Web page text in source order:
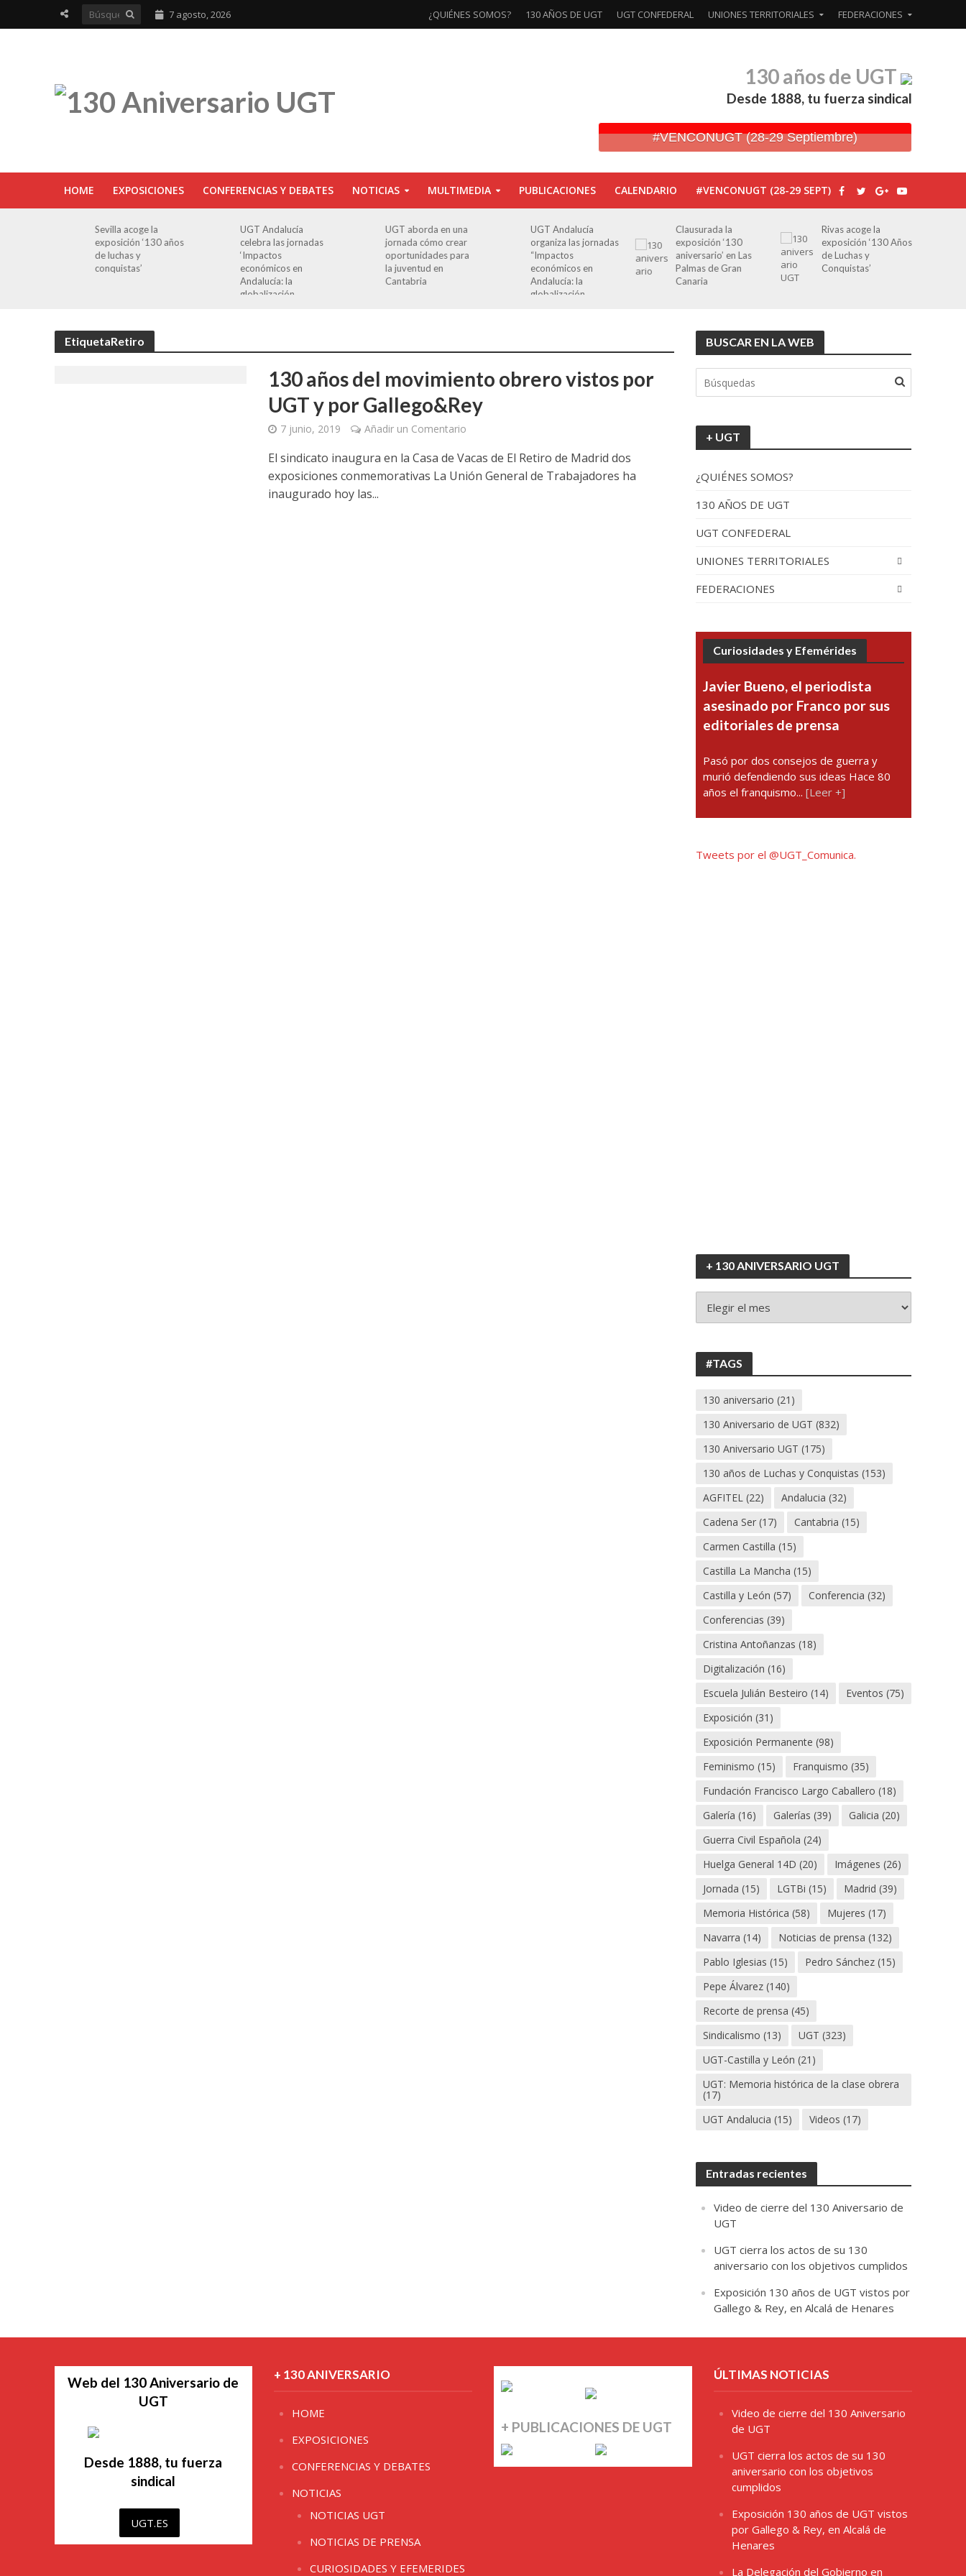
7 agosto, 2026 ¿QUIÉNES SOMOS? 130 AÑOS DE UGT UGT CONFEDERAL UNIONES TERRITORIALES FEDERACIONES
130 años de UGT
Desde 1888, tu fuerza sindical
#VENCONUGT (28-29 Septiembre)
HOME EXPOSICIONES CONFERENCIAS Y DEBATES NOTICIAS MULTIMEDIA PUBLICACIONES CALENDARIO #VENCONUGT (28-29 SEPT)
Sevilla acoge la
exposición ‘130 años
de luchas y
conquistas’
UGT Andalucía
celebra las jornadas
‘Impactos
económicos en
Andalucía: la
globalización
UGT aborda en una
jornada cómo crear
oportunidades para
la juventud en
Cantabria
UGT Andalucía
organiza las jornadas
“Impactos
económicos en
Andalucía: la
globalización
Clausurada la
exposición ‘130
aniversario’ en Las
Palmas de Gran
Canaria
Rivas acoge la
exposición ‘130 Años
de Luchas y
Conquistas’
EtiquetaRetiro
130 años del movimiento obrero vistos por
UGT y por Gallego&Rey
7 junio, 2019 Añadir un Comentario
El sindicato inaugura en la Casa de Vacas de El Retiro de Madrid dos
exposiciones conmemorativas La Unión General de Trabajadores ha
inaugurado hoy las...
BUSCAR EN LA WEB
+ UGT
¿QUIÉNES SOMOS?
130 AÑOS DE UGT
UGT CONFEDERAL
UNIONES TERRITORIALES
FEDERACIONES
Curiosidades y Efemérides
Javier Bueno, el periodista
asesinado por Franco por sus
editoriales de prensa
Pasó por dos consejos de guerra y
murió defendiendo sus ideas Hace 80
años el franquismo...[Leer +]
Tweets por el @UGT_Comunica.
+ 130 ANIVERSARIO UGT
130
#TAGS
130 aniversario (21)
130 Aniversario de UGT (832)
130 Aniversario UGT (175)
130 años de Luchas y Conquistas (153)
AGFITEL (22) Andalucia (32)
Cadena Ser (17) Cantabria (15)
Carmen Castilla (15)
Castilla La Mancha (15)
Castilla y León (57) Conferencia (32)
Conferencias (39)
Cristina Antoñanzas (18)
Digitalización (16)
Escuela Julián Besteiro (14) Eventos (75)
Exposición (31)
Exposición Permanente (98)
Feminismo (15) Franquismo (35)
Fundación Francisco Largo Caballero (18)
Galería (16) Galerías (39) Galicia (20)
Guerra Civil Española (24)
Huelga General 14D (20) Imágenes (26)
Jornada (15) LGTBi (15) Madrid (39)
Memoria Histórica (58) Mujeres (17)
Navarra (14) Noticias de prensa (132)
Pablo Iglesias (15) Pedro Sánchez (15)
Pepe Álvarez (140)
Recorte de prensa (45)
Sindicalismo (13) UGT (323)
UGT-Castilla y León (21)
UGT: Memoria histórica de la clase obrera
(17)
UGT Andalucia (15) Videos (17)
Entradas recientes
Video de cierre del 130 Aniversario de
UGT
UGT cierra los actos de su 130
aniversario con los objetivos cumplidos
Exposición 130 años de UGT vistos por
Gallego & Rey, en Alcalá de Henares
Web del 130 Aniversario de
UGT
Desde 1888, tu fuerza
sindical
UGT.ES
+ 130 ANIVERSARIO
HOME
EXPOSICIONES
CONFERENCIAS Y DEBATES
NOTICIAS
NOTICIAS UGT
NOTICIAS DE PRENSA
CURIOSIDADES Y EFEMERIDES
+ PUBLICACIONES DE UGT
ÚLTIMAS NOTICIAS
Video de cierre del 130 Aniversario
de UGT
UGT cierra los actos de su 130
aniversario con los objetivos
cumplidos
Exposición 130 años de UGT vistos
por Gallego & Rey, en Alcalá de
Henares
La Delegación del Gobierno en